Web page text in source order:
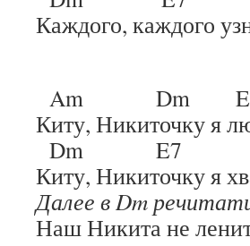
Каждого, каждого
Am Dm
Киту, Никиточку я
Dm
Киту, Никиточку я
Далее в Dm
Наш Никита не